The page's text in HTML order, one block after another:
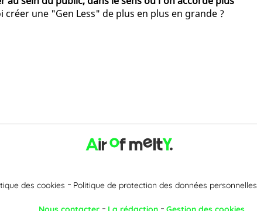
créer une "Gen Less" de plus en plus en grande ?
des cookies Politique de protection des données personnelles